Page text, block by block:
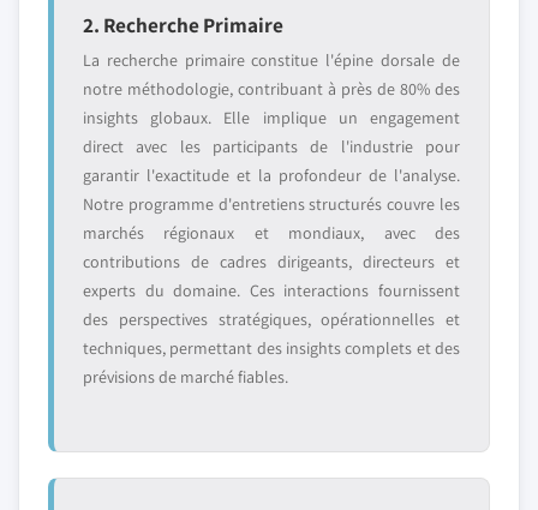
2. Recherche Primaire
La recherche primaire constitue l'épine dorsale de
notre méthodologie, contribuant à près de 80% des
insights globaux. Elle implique un engagement
direct avec les participants de l'industrie pour
garantir l'exactitude et la profondeur de l'analyse.
Notre programme d'entretiens structurés couvre les
marchés régionaux et mondiaux, avec des
contributions de cadres dirigeants, directeurs et
experts du domaine. Ces interactions fournissent
des perspectives stratégiques, opérationnelles et
techniques, permettant des insights complets et des
prévisions de marché fiables.